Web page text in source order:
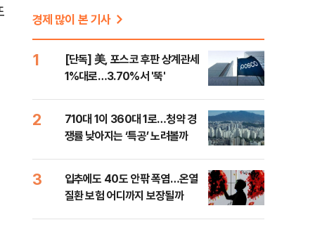
경제 많이 본 기사
1
[단독] 美, 포스코 후판 상계관세
1%대로…3.70%서 '뚝'
2
710대 1이 360대 1로…청약 경
쟁률 낮아지는 ‘특공’ 노려볼까
3
입추에도 40도 안팎 폭염…온열
질환 보험 어디까지 보장될까